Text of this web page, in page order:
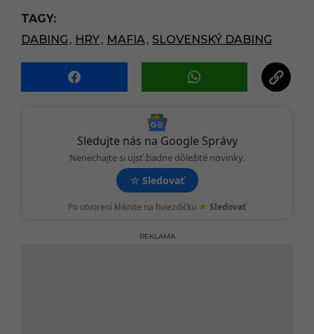
P
a
g
i
TAGY:
DABING , HRY, MAFIA , SLOVENSKÝ DABING
Sledujte nás na Google Správy
Nenechajte si ujsť žiadne dôležité novinky.
☆ Sledovať
Po otvorení kliknite na hviezdičku ★ Sledovať
REKLAMA